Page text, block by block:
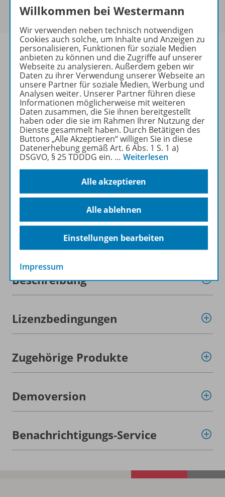
erworben werden.
Unterrichten im Groß- und
Außenhandelsmanagement
Lehrwerke und Materialien,
die Ihnen Planung abnehmen
und Ihnen Sicherheit für
Unterricht und Prüfung
geben.
Mehr erfahren
Produktinformationen
Beschreibung
Lizenzbedingungen
Zugehörige Produkte
Demoversion
Benachrichtigungs-Service
Willkommen bei Westermann
Wir verwenden neben technisch notwendigen
Cookies auch solche, um Inhalte und Anzeigen zu
personalisieren, Funktionen für soziale Medien
anbieten zu können und die Zugriffe auf unserer
Webseite zu analysieren. Außerdem geben wir
Daten zu ihrer Verwendung unserer Webseite an
unsere Partner für soziale Medien, Werbung und
Analysen weiter. Unserer Partner führen diese
Informationen möglicherweise mit weiteren
Daten zusammen, die Sie ihnen bereitgestellt
haben oder die sie im Rahmen Ihrer Nutzung der
Dienste gesammelt haben. Durch Betätigen des
Buttons „Alle Akzeptieren“ willigen Sie in diese
Datenerhebung gemäß Art. 6 Abs. 1 S. 1 a)
DSGVO, § 25 TDDDG ein. … Weiterlesen
Alle akzeptieren
Alle ablehnen
Einstellungen bearbeiten
Impressum